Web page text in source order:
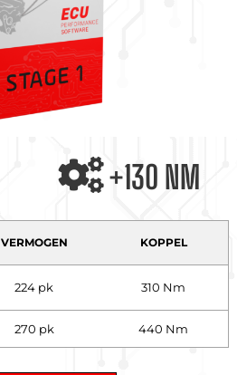
+130 NM
VERMOGEN KOPPEL
224 pk 310 Nm
270 pk 440 Nm